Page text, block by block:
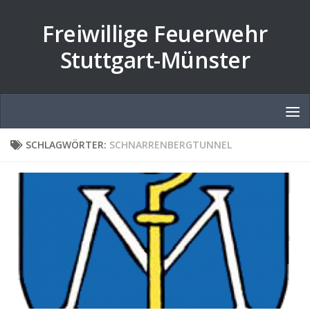
Freiwillige Feuerwehr
Stuttgart-Münster
SCHLAGWÖRTER: SCHNARRENBERGTUNNEL